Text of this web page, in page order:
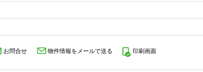
お問合せ 物件情報をメールで送る 印刷画面